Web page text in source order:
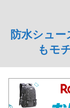
防水シュ
もモ